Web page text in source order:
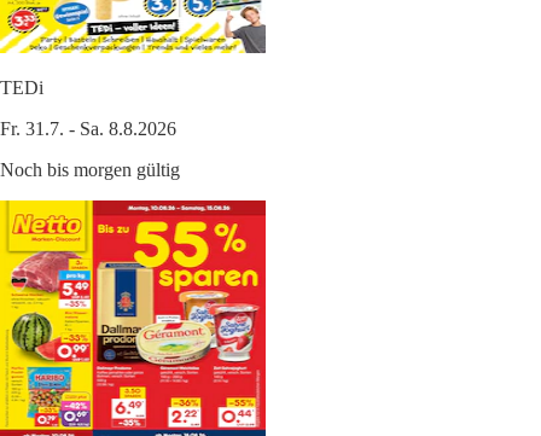
TEDi
Fr. 31.7. - Sa. 8.8.2026
Noch bis morgen gültig